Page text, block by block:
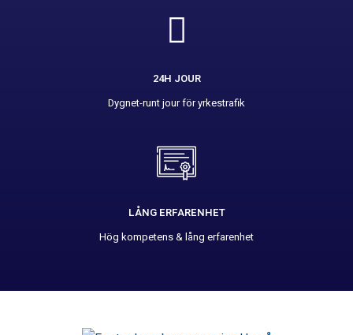
24H JOUR
Dygnet-runt jour för yrkestrafik
LÅNG ERFARENHET
Hög kompetens & lång erfarenhet